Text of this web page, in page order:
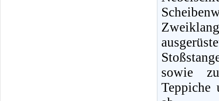
sowie
Teppiche